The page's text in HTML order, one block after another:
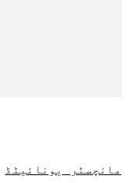
مانچسٹر یونائیٹڈ